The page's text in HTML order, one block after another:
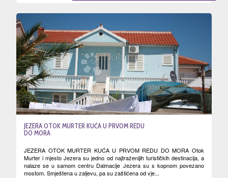
JEZERA OTOK MURTER KUĆA U PRVOM REDU
DO MORA
JEZERA OTOK MURTER KUĆA U PRVOM REDU DO MORA Otok
Murter i mjesto Jezera su jedno od najtraženijih turističkih destinacija, a
nalaze se u samom centru Dalmacije Jezera su s kopnom povezano
mostom. Smještena u zaljevu, pa su zaštićena od vje...